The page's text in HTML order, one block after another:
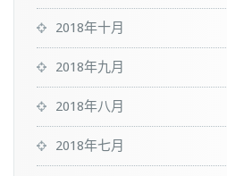
2018年十月
2018年九月
2018年八月
2018年七月